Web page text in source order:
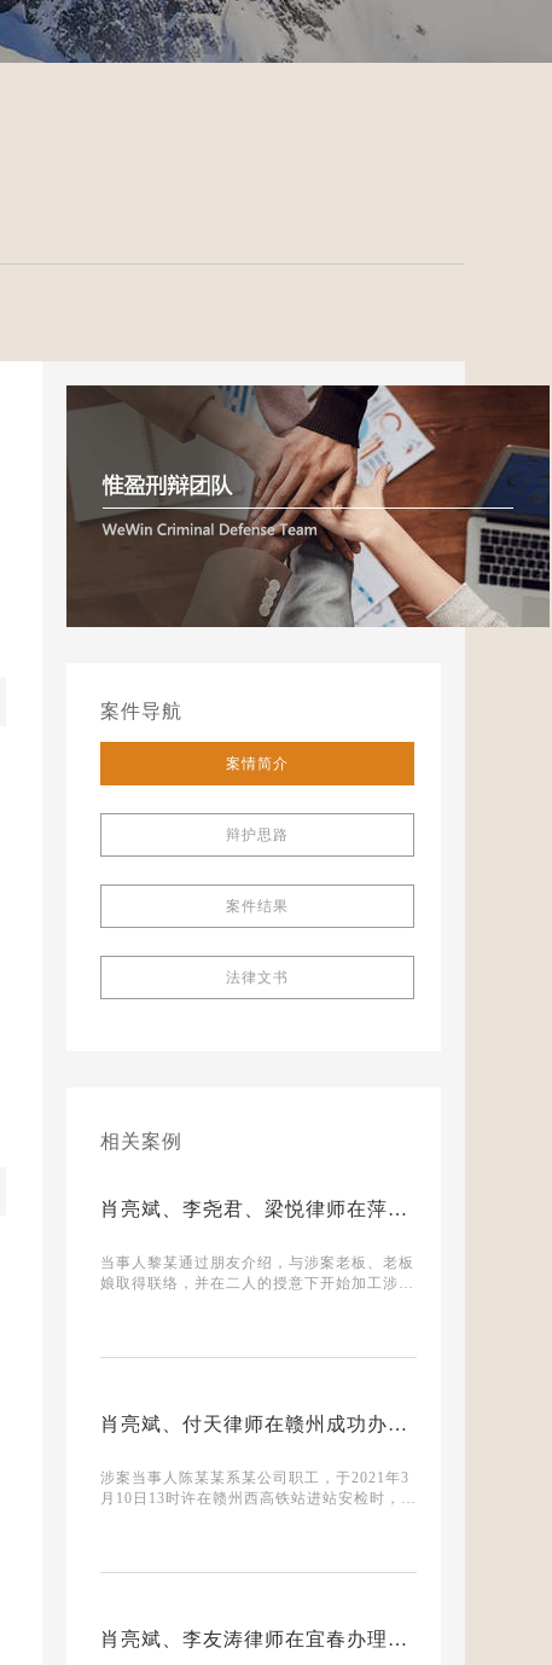
案件导航
案情简介
辩护思路
案件结果
法律文书
相关案例
肖亮斌、李尧君、梁悦律师在萍乡助力一起假冒注册商标案件当事人34天获取保候审
当事人黎某通过朋友介绍，与涉案老板、老板
娘取得联络，并在二人的授意下开始加工涉案
肖亮斌、付天律师在赣州成功办理一起妨害信用卡管理、非法经营案获公安撤销案件结果
涉案当事人陈某某系某公司职工，于2021年3
月10日13时许在赣州西高铁站进站安检时，赣
肖亮斌、李友涛律师在宜春办理一起职务侵占案助力当事人在检察院批捕后取保